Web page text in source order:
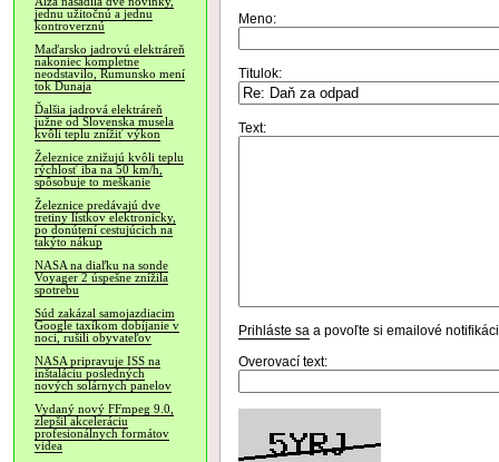
jednu užitočnú a jednu
kontroverznú
Maďarsko jadrovú elektráreň
nakoniec kompletne
neodstavilo, Rumunsko mení
tok Dunaja
Ďalšia jadrová elektráreň
južne od Slovenska musela
kvôli teplu znížiť výkon
Železnice znižujú kvôli teplu
rýchlosť iba na 50 km/h,
spôsobuje to meškanie
Železnice predávajú dve
tretiny lístkov elektronicky,
po donútení cestujúcich na
takýto nákup
NASA na diaľku na sonde
Voyager 2 úspešne znížila
spotrebu
Súd zakázal samojazdiacim
Google taxíkom dobíjanie v
noci, rušili obyvateľov
NASA pripravuje ISS na
inštaláciu posledných
nových solárnych panelov
Vydaný nový FFmpeg 9.0,
zlepšil akceleráciu
profesionálnych formátov
videa
Meno:
Titulok:
Text:
Prihláste sa a povoľte si emailové
Overovací text: